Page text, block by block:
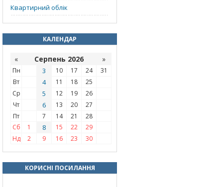
Квартирний облік
КАЛЕНДАР
« Серпень 2026 »
Пн 3 10 17 24
31
Вт
4 11 18
25
Ср
5 12 19
26
Чт
6 13 20
27
Пт
7 14 21
28
Сб
1 8 15 22
29
Нд
2 9 16 23 30
КОРИСНІ ПОСИЛАННЯ